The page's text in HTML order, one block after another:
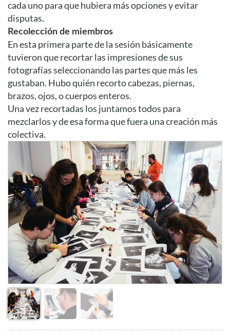
cada uno para que hubiera más opciones y evitar
disputas.
Recolección de miembros
En esta primera parte de la sesión básicamente
tuvieron que recortar las impresiones de sus
fotografías seleccionando las partes que más les
gustaban. Hubo quién recorto cabezas, piernas,
brazos, ojos, o cuerpos enteros.
Una vez recortadas los juntamos todos para
mezclarlos y de esa forma que fuera una creación más
colectiva.